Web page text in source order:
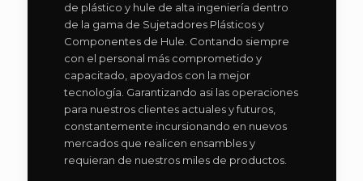
de plástico y hule de alta ingeniería dentro
de la gama de Sujetadores Plásticos y
Componentes de Hule. Contando siempre
con el personal más comprometido y
capacitado, apoyados con la mejor
tecnología. Garantizando asi las operaciones
para nuestros clientes actuales y futuros,
constantemente incursionando en nuevos
mercados que realicen ensambles y
requieran de nuestros miles de productos.